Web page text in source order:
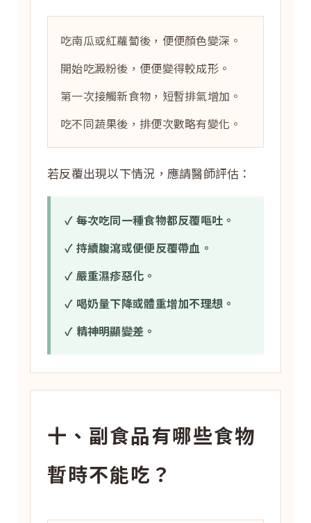
吃南瓜或紅蘿蔔後，便便顏色變深。
開始吃澱粉後，便便變得較成形。
第一次接觸新食物，短暫排氣增加。
吃不同蔬果後，排便次數略有變化。
若反覆出現以下情況，應請醫師評估：
✓ 每次吃同一種食物都反覆嘔吐。
✓ 持續腹瀉或便便反覆帶血。
✓ 嚴重濕疹惡化。
✓ 喝奶量下降或體重增加不理想。
✓ 精神明顯變差。
十、副食品有哪些食物
暫時不能吃？